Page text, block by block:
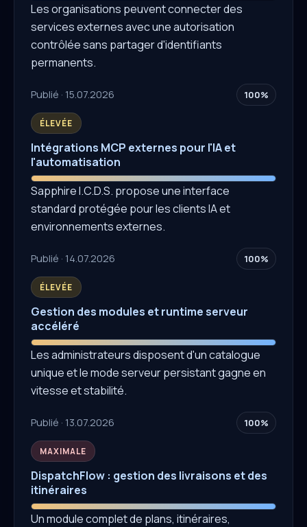
Les organisations peuvent connecter des
services externes avec une autorisation
contrôlée sans partager d'identifiants
permanents.
Publié · 15.07.2026 100%
ÉLEVÉE
Intégrations MCP externes pour l'IA et
l'automatisation
Sapphire I.C.D.S. propose une interface
standard protégée pour les clients IA et
environnements externes.
Publié · 14.07.2026 100%
ÉLEVÉE
Gestion des modules et runtime serveur
accéléré
Les administrateurs disposent d'un catalogue
unique et le mode serveur persistant gagne en
vitesse et stabilité.
Publié · 13.07.2026 100%
MAXIMALE
DispatchFlow : gestion des livraisons et des
itinéraires
Un module complet de plans, itinéraires,